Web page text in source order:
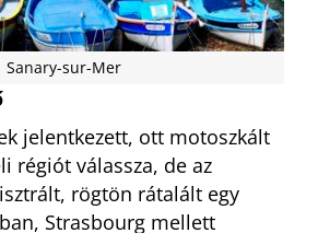
Sanary-sur-Mer
jelentkezett, ott motoszkált
régiót válassza, de az
rögtön rátalált egy
Strasbourg mellett